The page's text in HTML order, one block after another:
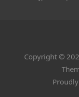
Copyright ©